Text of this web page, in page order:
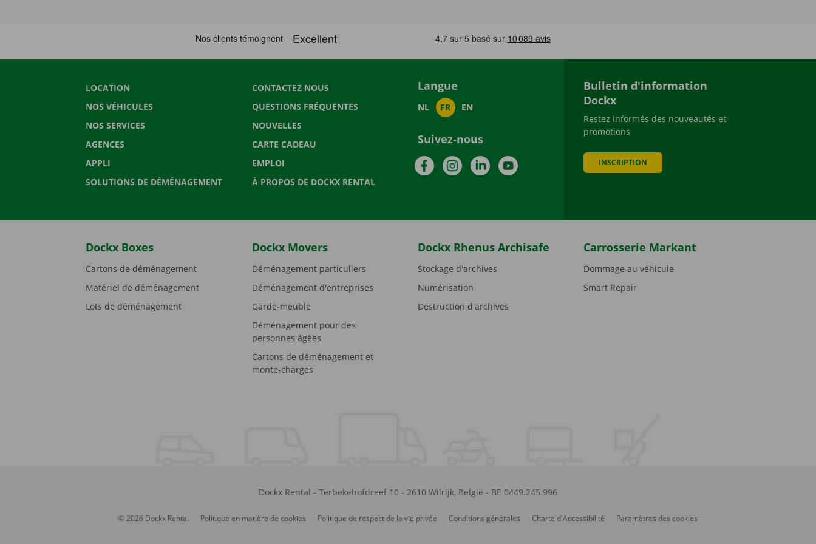
LOCATION
NOS VÉHICULES
NOS SERVICES
AGENCES
APPLI
SOLUTIONS DE DÉMÉNAGEMENT
CONTACTEZ NOUS
QUESTIONS FRÉQUENTES
NOUVELLES
CARTE CADEAU
EMPLOI
À PROPOS DE DOCKX RENTAL
Langue
NL FR EN
Suivez-nous
FacebookInstagramLinkedInYouTube
Bulletin d'information
Dockx
Restez informés des nouveautés et
promotions
INSCRIPTION
Dockx Boxes
Cartons de déménagement
Matériel de déménagement
Lots de déménagement
Dockx Movers
Déménagement particuliers
Déménagement d'entreprises
Garde-meuble
Déménagement pour des
personnes âgées
Cartons de déménagement et
monte-charges
Dockx Rhenus Archisafe
Stockage d'archives
Numérisation
Destruction d'archives
Carrosserie Markant
Dommage au véhicule
Smart Repair
Dockx Rental - Terbekehofdreef 10- 2610 Wilrijk, België - BE 0449.245.996
© 2026 Dockx Rental Politique en matière de cookies Politique de respect de la vie privée Conditions générales Charte d'Accessibilité Paramètres des cookies